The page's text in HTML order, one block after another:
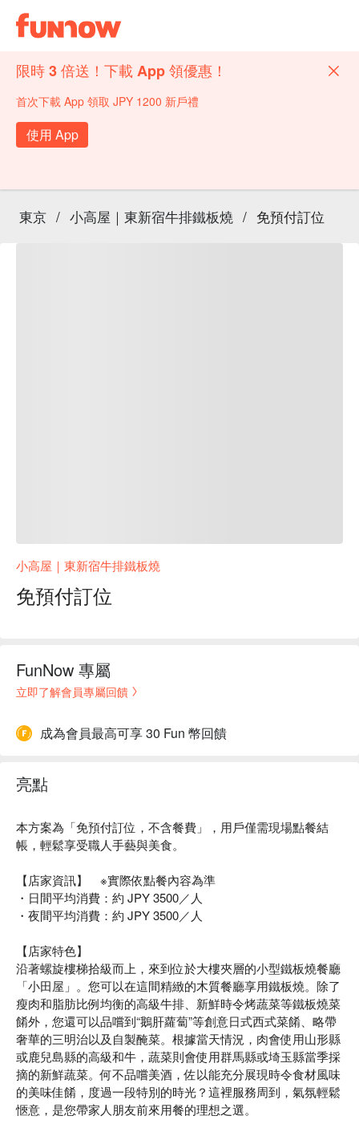
限時 3 倍送！下載 App 領優惠！
首次下載 App 領取 JPY 1200 新戶禮
使用 App
東京 / 小高屋｜東新宿牛排鐵板燒 / 免預付訂位
小高屋｜東新宿牛排鐵板燒
免預付訂位
FunNow 專屬
立即了解會員專屬回饋
成為會員最高可享 30 Fun 幣回饋
亮點
本方案為「免預付訂位，不含餐費」，用戶僅需現場點餐結
帳，輕鬆享受職人手藝與美食。
【店家資訊】 ※實際依點餐內容為準
・日間平均消費：約 JPY 3500／人
・夜間平均消費：約 JPY 3500／人
【店家特色】
沿著螺旋樓梯拾級而上，來到位於大樓夾層的小型鐵板燒餐廳
「小田屋」。您可以在這間精緻的木質餐廳享用鐵板燒。除了
瘦肉和脂肪比例均衡的高級牛排、新鮮時令烤蔬菜等鐵板燒菜
餚外，您還可以品嚐到“鵝肝蘿蔔”等創意日式西式菜餚、略帶
奢華的三明治以及自製醃菜。根據當天情況，肉會使用山形縣
或鹿兒島縣的高級和牛，蔬菜則會使用群馬縣或埼玉縣當季採
摘的新鮮蔬菜。何不品嚐美酒，佐以能充分展現時令食材風味
的美味佳餚，度過一段特別的時光？這裡服務周到，氣氛輕鬆
愜意，是您帶家人朋友前來用餐的理想之選。